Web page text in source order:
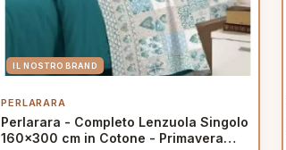
PERLARARA
Perlarara - Completo Lenzuola Singolo
160x300 cm in Cotone - Primavera